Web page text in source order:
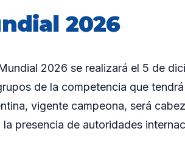
2026
2026 se realizará el 5 de
de la competencia que
vigente campeona, será
presencia de autoridades